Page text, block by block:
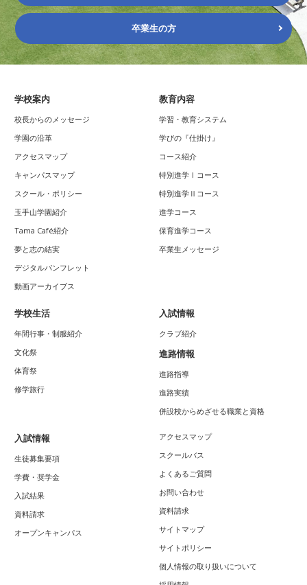
卒業生の方
学校案内
校長からのメッセージ
学園の沿革
アクセスマップ
キャンパスマップ
スクール・ポリシー
玉手山学園紹介
Tama Café紹介
夢と志の結実
デジタルパンフレット
動画アーカイブス
教育内容
学習・教育システム
学びの『仕掛け』
コース紹介
特別進学Ⅰコース
特別進学Ⅱコース
進学コース
保育進学コース
卒業生メッセージ
学校生活
年間行事・制服紹介
文化祭
体育祭
修学旅行
入試情報
クラブ紹介
進路情報
進路指導
進路実績
併設校からめざせる職業と資格
入試情報
生徒募集要項
学費・奨学金
入試結果
資料請求
オープンキャンパス
アクセスマップ
スクールバス
よくあるご質問
お問い合わせ
資料請求
サイトマップ
サイトポリシー
個人情報の取り扱いについて